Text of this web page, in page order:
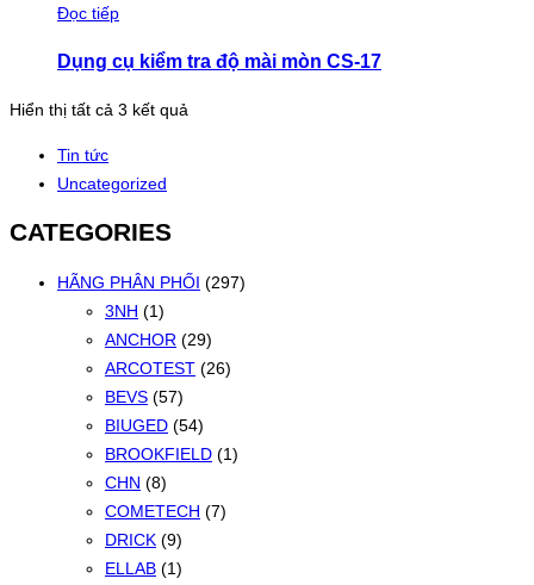
Đọc tiếp
Dụng cụ kiểm tra độ mài mòn CS-17
Hiển thị tất cả 3 kết quả
Tin tức
Uncategorized
CATEGORIES
HÃNG PHÂN PHỐI (297)
3NH (1)
ANCHOR (29)
ARCOTEST (26)
BEVS (57)
BIUGED (54)
BROOKFIELD (1)
CHN (8)
COMETECH (7)
DRICK (9)
ELLAB (1)